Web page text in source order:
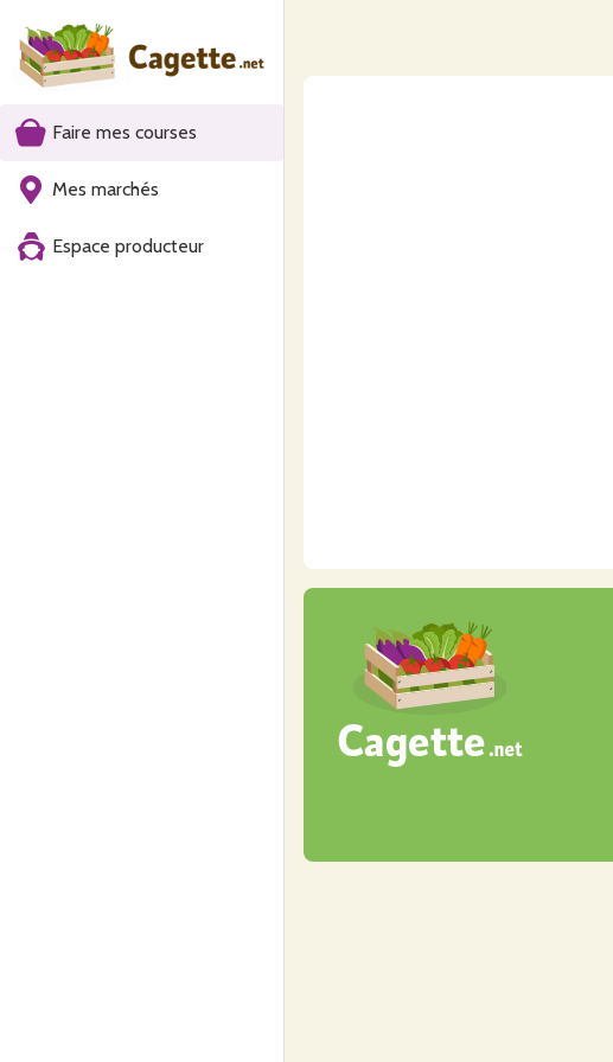
Faire mes courses
Mes marchés
Espace producteur